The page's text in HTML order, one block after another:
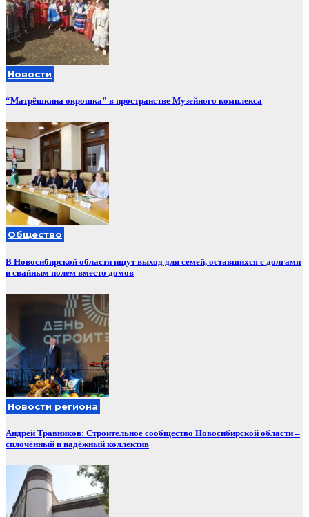
Новости
“Матрёшкина окрошка” в пространстве Музейного комплекса
Общество
В Новосибирской области ищут выход для семей, оставшихся с долгами
и свайным полем вместо домов
Новости региона
Андрей Травников: Строительное сообщество Новосибирской области –
сплочённый и надёжный коллектив